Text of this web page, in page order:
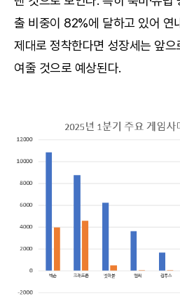
출 비중이 82%에 달하고 있어 연
제대로 정착한다면 성장세는 앞
여줄 것으로 예상된다.